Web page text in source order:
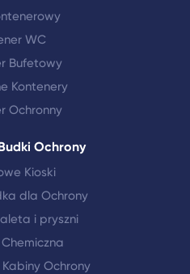
WC
Bufetowy
Kontenery
Ochronny
Ochrony
Kioski
dla Ochrony
i pryszni
Ochrony